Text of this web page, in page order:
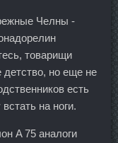
Челны -
товарищи
детство, но еще не
есть
на ноги.
A 75 аналоги